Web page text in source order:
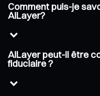
Comment puis-je
AILayer?
AILayer peut-il être
fiduciaire ?